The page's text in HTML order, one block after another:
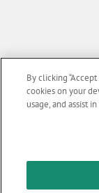
By clicking
cookies on your
usage, and assist